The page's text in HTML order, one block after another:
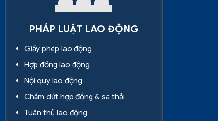
PHÁP LUẬT LAO ĐỘNG
Giấy phép lao động
Hợp đồng lao động
Nội quy lao động
Chấm dứt hợp đồng & sa thải
Tuân thủ lao động